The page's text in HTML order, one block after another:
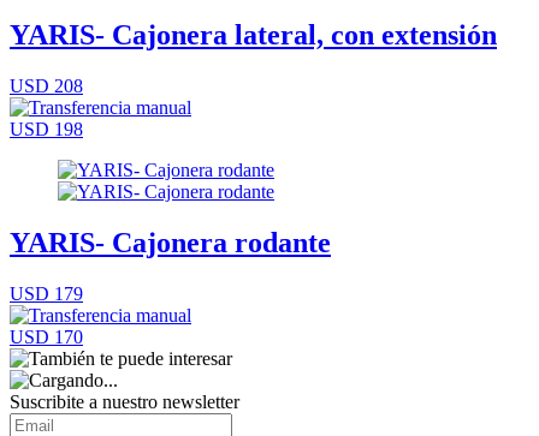
YARIS- Cajonera lateral, con extensión
USD 208
USD 198
YARIS- Cajonera rodante
USD 179
USD 170
Suscribite a nuestro newsletter